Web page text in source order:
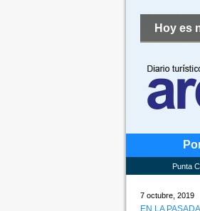
Hoy es
Punta
7 octubre, 2019
EN LA